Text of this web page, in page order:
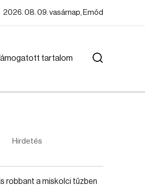
2026. 08. 09. vasárnap, Emőd
tartalom
Hirdetés